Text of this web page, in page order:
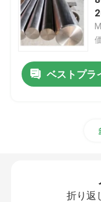
インコロイ800H
インコロイ800HT
ベストプラ
折り返